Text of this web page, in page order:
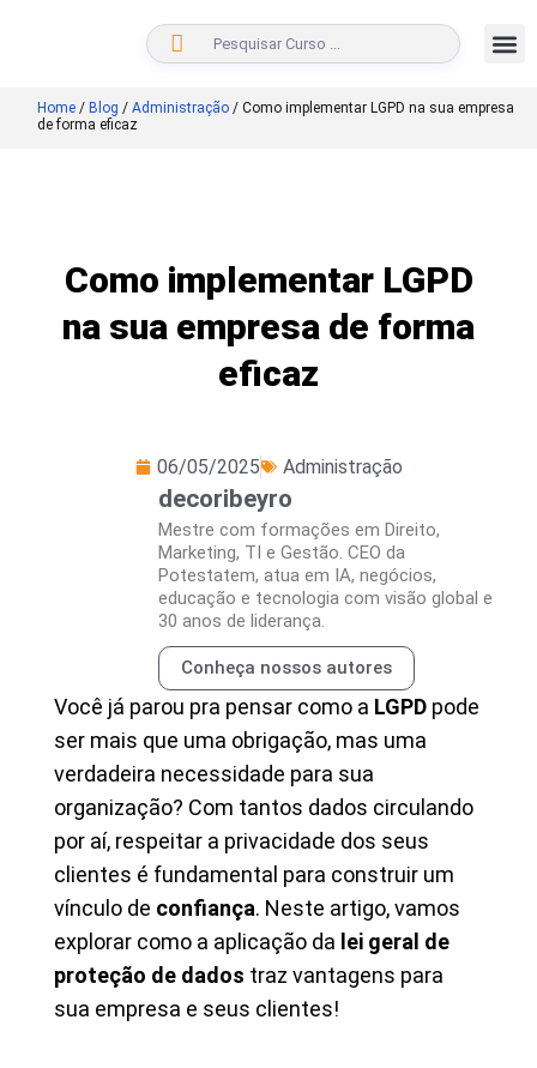
BUSCAR
Home / Blog / Administração / Como implementar LGPD na sua empresa
de forma eficaz
Como implementar LGPD
na sua empresa de forma
eficaz
06/05/2025 Administração
decoribeyro
Mestre com formações em Direito,
Marketing, TI e Gestão. CEO da
Potestatem, atua em IA, negócios,
educação e tecnologia com visão global e
30 anos de liderança.
Conheça nossos autores
Você já parou pra pensar como a LGPD pode
ser mais que uma obrigação, mas uma
verdadeira necessidade para sua
organização? Com tantos dados circulando
por aí, respeitar a privacidade dos seus
clientes é fundamental para construir um
vínculo de confiança. Neste artigo, vamos
explorar como a aplicação da lei geral de
proteção de dados traz vantagens para
sua empresa e seus clientes!